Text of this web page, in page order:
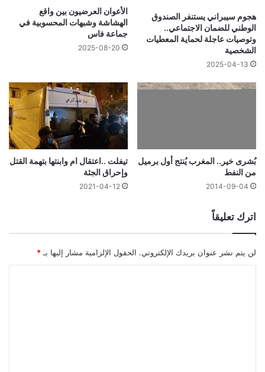
هجوم سيبراني يستنفر الصندوق
الوطني للضمان الاجتماعي..
وتوصيات عاجلة لحماية المعطيات
الشخصية
2025-04-13
الأعوان العرضيون بين واقع
الهشاشة وشبهات المحسوبية في
جماعة فاس
2025-08-20
بُشرى خير.. المغرب يُنتج أول برميل
من النفط
2014-09-04
تيفلت ..اعتقال ام وابنتها بتهمة القتل
وإحراق الجثة
2021-04-12
اترك تعليقاً
لن يتم نشر عنوان بريدك الإلكتروني. الحقول الإلزامية مشار إليها بـ *